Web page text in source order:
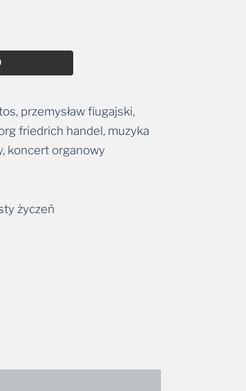
przemysław fiugajski,
friedrich handel, muzyka
koncert organowy
życzeń